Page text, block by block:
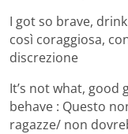
I got so brave,
così coraggiosa,
discrezione
It’s not what,
behave : Questo
ragazze/ non